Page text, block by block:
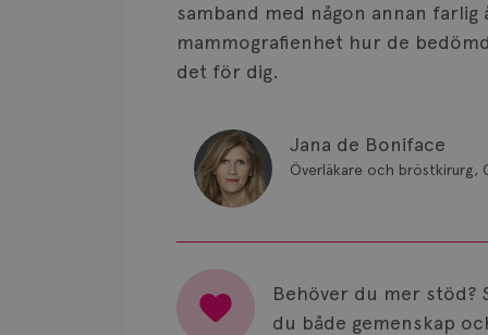
samband med någon annan
mammografienhet hur de
det för dig.
Jana de Boniface
Överläkare och bröstkirurg,
Behöver du mer
du både gemenskap